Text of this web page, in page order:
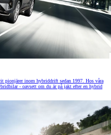
pionjärer inom hybriddrift sedan 1997. Hos våra
- oavsett om du är på jakt efter en hybrid